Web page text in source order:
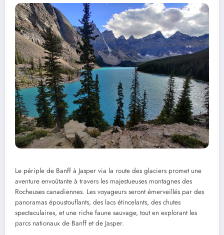
Le périple de Banff à Jasper via la route des glaciers promet une
aventure envoûtante à travers les majestueuses montagnes des
Rocheuses canadiennes. Les voyageurs seront émerveillés par des
panoramas époustouflants, des lacs étincelants, des chutes
spectaculaires, et une riche faune sauvage, tout en explorant les
parcs nationaux de Banff et de Jasper.